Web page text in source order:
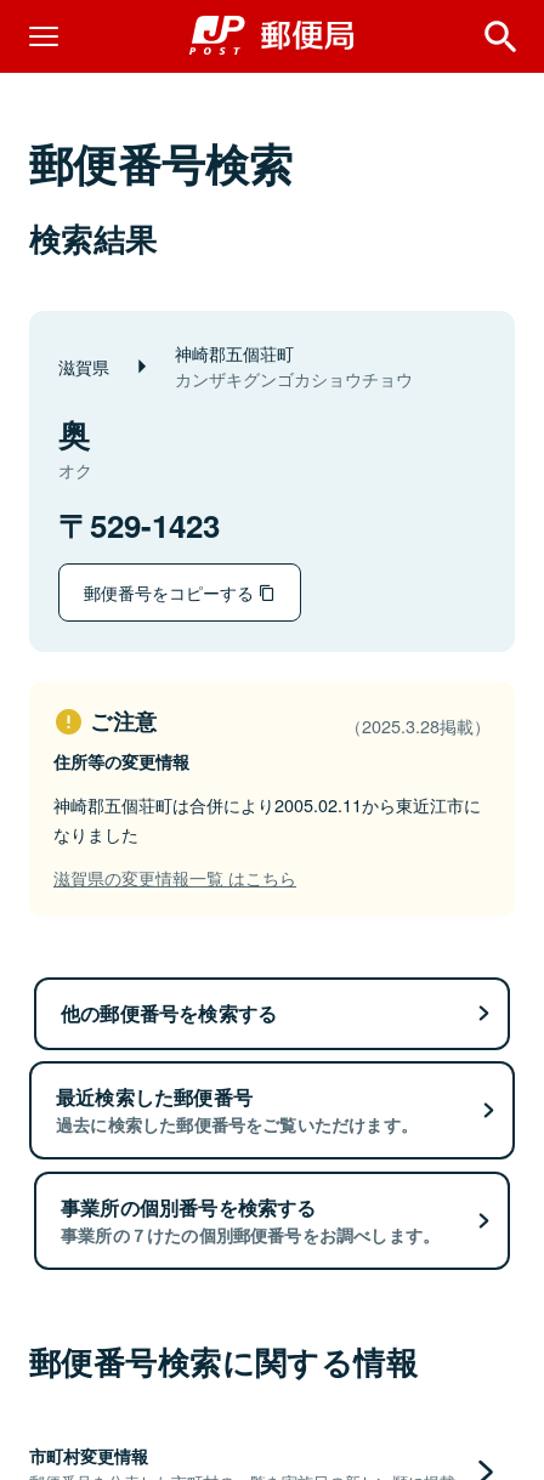
郵便番号検索
検索結果
滋賀県 神崎郡五個荘町
カンザキグンゴカショウチョウ
奥
オク
529-1423
郵便番号をコピーする
ご注意 （2025.3.28掲載）
住所等の変更情報
神崎郡五個荘町は合併により2005.02.11から東近江市に
なりました
滋賀県の変更情報一覧 はこちら
他の郵便番号を検索する
最近検索した郵便番号
過去に検索した郵便番号をご覧いただけます。
事業所の個別番号を検索する
事業所の７けたの個別郵便番号をお調べします。
郵便番号検索に関する情報
市町村変更情報